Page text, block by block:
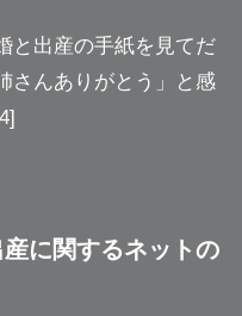
と出産の手紙を見てだ
さんありがとう」と感
に関するネットの